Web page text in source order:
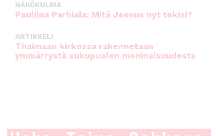
NÄKÖKULMA
Pauliina Parhiala: Mitä Jeesus nyt tekisi?
ARTIKKELI
Thaimaan kirkossa rakennetaan
ymmärrystä sukupuolen moninaisuudesta